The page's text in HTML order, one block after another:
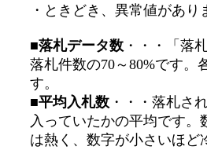
・ときどき、異常値があ
■落札データ数 ・・・「落
落札件数の70～80%です。
す。
■平均入札数 ・・・落札さ
入っていたかの平均です
は熱く、数字が小さいほど